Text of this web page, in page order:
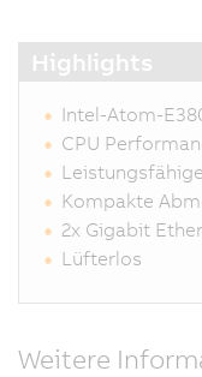
Highlights
Intel-Atom-
CPU
Kompakte
2x Gigabit
Lüfterlos
Weitere